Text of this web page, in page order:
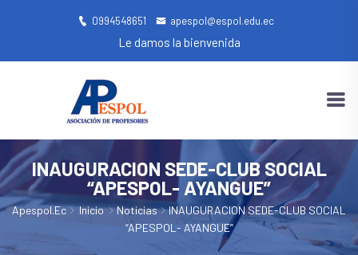
0994548651 apespol@espol.edu.ec
Le damos la bienvenida
INAUGURACION SEDE-CLUB SOCIAL
“APESPOL- AYANGUE”
Apespol.ec Inicio Noticias
INAUGURACION SEDE-CLUB SOCIAL
“APESPOL- AYANGUE”